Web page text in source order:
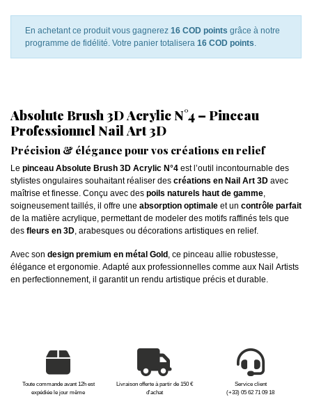
En achetant ce produit vous gagnerez 16 COD points grâce à notre
programme de fidélité. Votre panier totalisera 16 COD points.
Absolute Brush 3D Acrylic N°4 – Pinceau
Professionnel Nail Art 3D
Précision & élégance pour vos créations en relief
Le pinceau Absolute Brush 3D Acrylic N°4 est l’outil incontournable des
stylistes ongulaires souhaitant réaliser des créations en Nail Art 3D avec
maîtrise et finesse. Conçu avec des poils naturels haut de gamme,
soigneusement taillés, il offre une absorption optimale et un contrôle parfait
de la matière acrylique, permettant de modeler des motifs raffinés tels que
des fleurs en 3D, arabesques ou décorations artistiques en relief.
Avec son design premium en métal Gold , ce pinceau allie robustesse,
élégance et ergonomie. Adapté aux professionnelles comme aux Nail Artists
en perfectionnement, il garantit un rendu artistique précis et durable.
Toute commande avant 12h est
expédiée le jour même
Livraison offerte à partir de 150 €
d'achat
Service client
(+33) 05 62 71 09 18